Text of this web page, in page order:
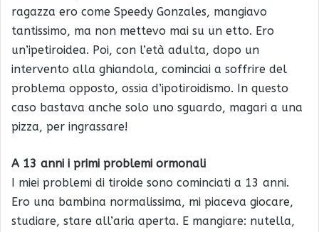
ragazza ero come Speedy Gonzales, mangiavo
tantissimo, ma non mettevo mai su un etto. Ero
un’ipetiroidea. Poi, con l’età adulta, dopo un
intervento alla ghiandola, cominciai a soffrire del
problema opposto, ossia d’ipotiroidismo. In questo
caso bastava anche solo uno sguardo, magari a una
pizza, per ingrassare!
A 13 anni i primi problemi ormonali
I miei problemi di tiroide sono cominciati a 13 anni.
Ero una bambina normalissima, mi piaceva giocare,
studiare, stare all’aria aperta. E mangiare: nutella,